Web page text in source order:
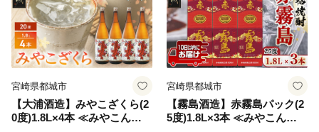
宮崎県都城市
【大浦酒造】みやこざくら(2
0度)1.8L×4本 ≪みやこんじょ
宮崎県都城市
【霧島酒造】赤霧島パック(2
5度)1.8L×3本 ≪みやこんじょ